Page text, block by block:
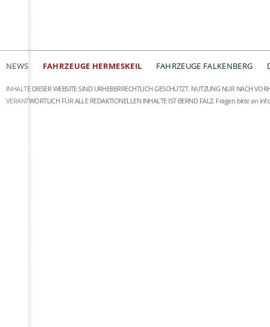
NEWS FAHRZEUGE HERMESKEIL FAHRZEUGE FALKENBERG
INHALTE DIESER WEBSITE SIND URHEBERRECHTLICH GESCHÜTZT. NUTZUNG NUR NACH
VERANTWORTLICH FÜR ALLE REDAKTIONELLEN INHALTE IST BERND FALZ. Fragen bitte an